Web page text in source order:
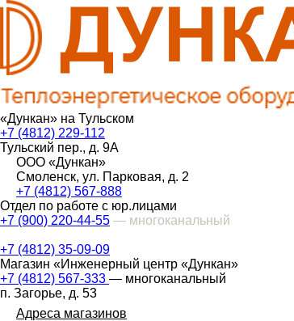
«Дункан» на Тульском
+7 (4812) 229-112
Тульский пер., д. 9А
ООО «Дункан»
Смоленск, ул. Парковая, д. 2
+7 (4812) 567-888
Отдел по работе с юр.лицами
+7 (900) 220-44-55 — многоканальный
+7 (4812) 35-09-09
Магазин «Инженерный центр «Дункан»
+7 (4812) 567-333 — многоканальный
п. Загорье, д. 53
Адреса магазинов